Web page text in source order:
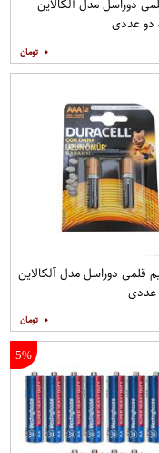
دوراسل مدل آلکالاین
دو عددی
۰
قلمی دوراسل مدل آلکالاین
۰
5%